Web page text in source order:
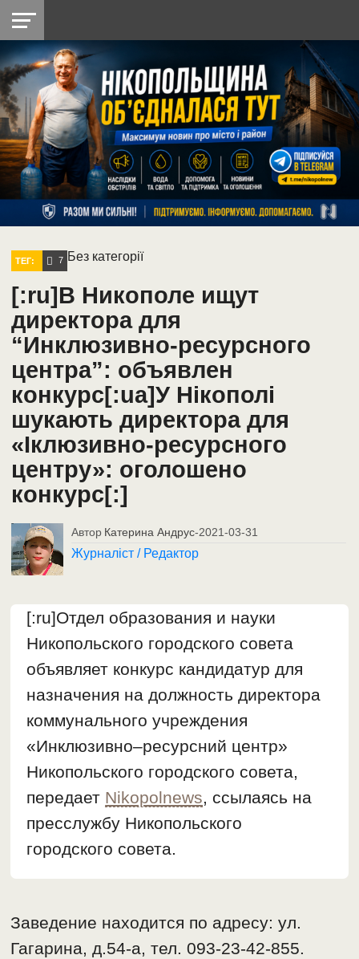
НІКОПОЛЬ
РАЙОН
СІЧЕСЛАВСЬКА
УКРАЇНА
РЕТРО
НІКОПОЛЬ
ЛАЙТ
УКРАЇНА
ДОПОМОГА
РАДІО
Без категорії
ТЕГ: 7
[:ru]В Никополе ищут
директора для
“Инклюзивно-ресурсного
центра”: объявлен
конкурс[:ua]У Нікополі
шукають директора для
«Іклюзивно-ресурсного
центру»: оголошено
конкурс[:]
Автор Катерина Андрус-2021-03-31
Журналіст / Редактор
[:ru]Отдел образования и науки
Никопольского городского совета
объявляет конкурс кандидатур для
назначения на должность директора
коммунального учреждения
«Инклюзивно–ресурсний центр»
Никопольского городского совета,
передает Nikopolnews, ссылаясь на
пресслужбу Никопольского
городского совета.
Заведение находится по адресу: ул.
Гагарина, д.54-а, тел. 093-23-42-855.